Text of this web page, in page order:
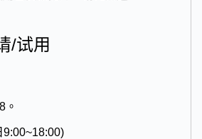
/试用
。
9:00~18:00)